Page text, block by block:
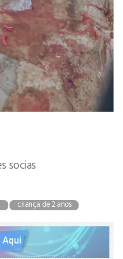
socias
criança de 2 anos